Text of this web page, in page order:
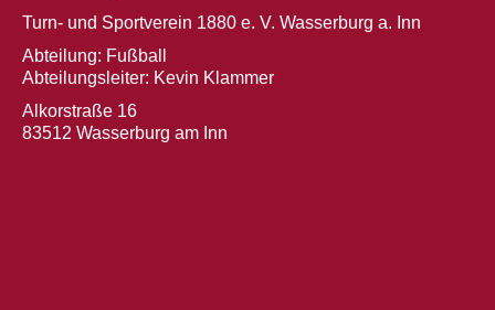
Turn- und Sportverein 1880 e. V. Wasserburg a. Inn
Abteilung: Fußball
Abteilungsleiter: Kevin Klammer
Alkorstraße 16
83512 Wasserburg am Inn